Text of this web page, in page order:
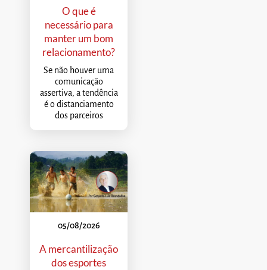
O que é
necessário para
manter um bom
relacionamento?
Se não houver uma
comunicação
assertiva, a tendência
é o distanciamento
dos parceiros
05/08/2026
A mercantilização
dos esportes